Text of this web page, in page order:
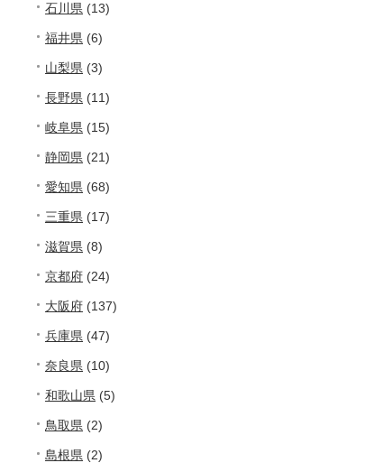
石川県 (13)
福井県 (6)
山梨県 (3)
長野県 (11)
岐阜県 (15)
静岡県 (21)
愛知県 (68)
三重県 (17)
滋賀県 (8)
京都府 (24)
大阪府 (137)
兵庫県 (47)
奈良県 (10)
和歌山県 (5)
鳥取県 (2)
島根県 (2)